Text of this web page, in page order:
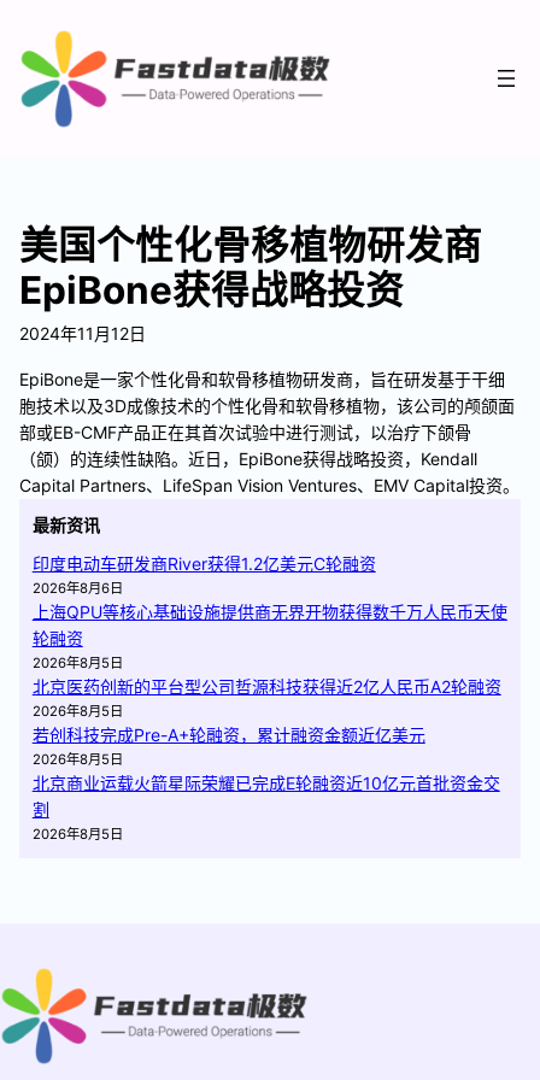
美国个性化骨移植物研发商
EpiBone获得战略投资
2024年11月12日
EpiBone是一家个性化骨和软骨移植物研发商，旨在研发基于干细
胞技术以及3D成像技术的个性化骨和软骨移植物，该公司的颅颌面
部或EB-CMF产品正在其首次试验中进行测试，以治疗下颌骨
（颌）的连续性缺陷。近日，EpiBone获得战略投资，Kendall
Capital Partners、LifeSpan Vision Ventures、EMV Capital投资。
最新资讯
印度电动车研发商River获得1.2亿美元C轮融资
2026年8月6日
上海QPU等核心基础设施提供商无界开物获得数千万人民币天使
轮融资
2026年8月5日
北京医药创新的平台型公司哲源科技获得近2亿人民币A2轮融资
2026年8月5日
若创科技完成Pre-A+轮融资，累计融资金额近亿美元
2026年8月5日
北京商业运载火箭星际荣耀已完成E轮融资近10亿元首批资金交
割
2026年8月5日